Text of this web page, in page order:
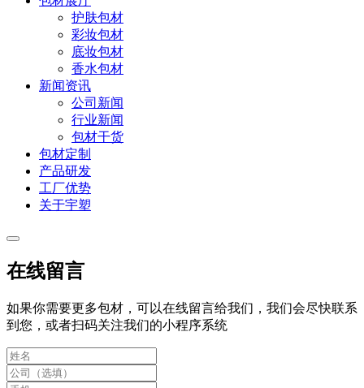
护肤包材
彩妆包材
底妆包材
香水包材
新闻资讯
公司新闻
行业新闻
包材干货
包材定制
产品研发
工厂优势
关于宇塑
在线留言
如果你需要更多包材，可以在线留言给我们，我们会尽快联系
到您，或者扫码关注我们的小程序系统